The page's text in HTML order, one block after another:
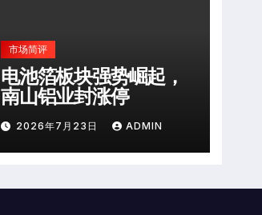
市场简评
电池箔板块强势崛起，
南山铝业封涨停
2026年7月23日 ADMIN